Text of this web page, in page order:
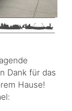
Dank für das
Hause!
Michael: